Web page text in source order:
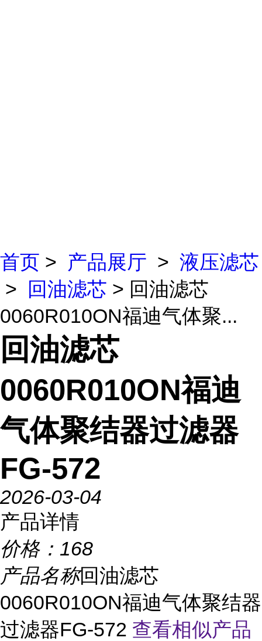
首页 > 产品展厅 > 液压滤芯
>
回油滤芯 > 回油滤芯
0060R010ON福迪气体聚...
回油滤芯
0060R010ON福迪
气体聚结器过滤器
FG-572
2026-03-04
产品详情
价格： 168
产品名称回油滤芯
0060R010ON福迪气体聚结器
过滤器FG-572 查看相似产品